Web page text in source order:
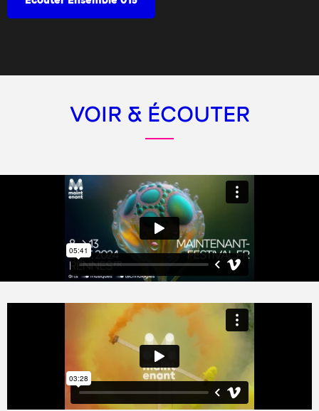
VOIR & ÉCOUTER